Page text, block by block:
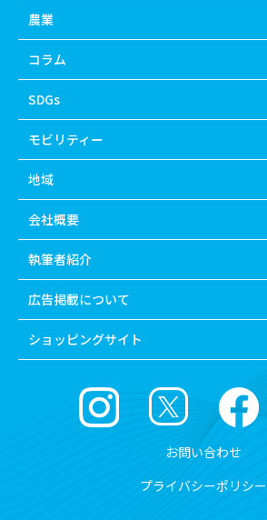
農業
コラム
SDGs
モビリティー
地域
会社概要
執筆者紹介
広告掲載について
ショッピングサイト
お問い合わせ
プライバシーポリシー